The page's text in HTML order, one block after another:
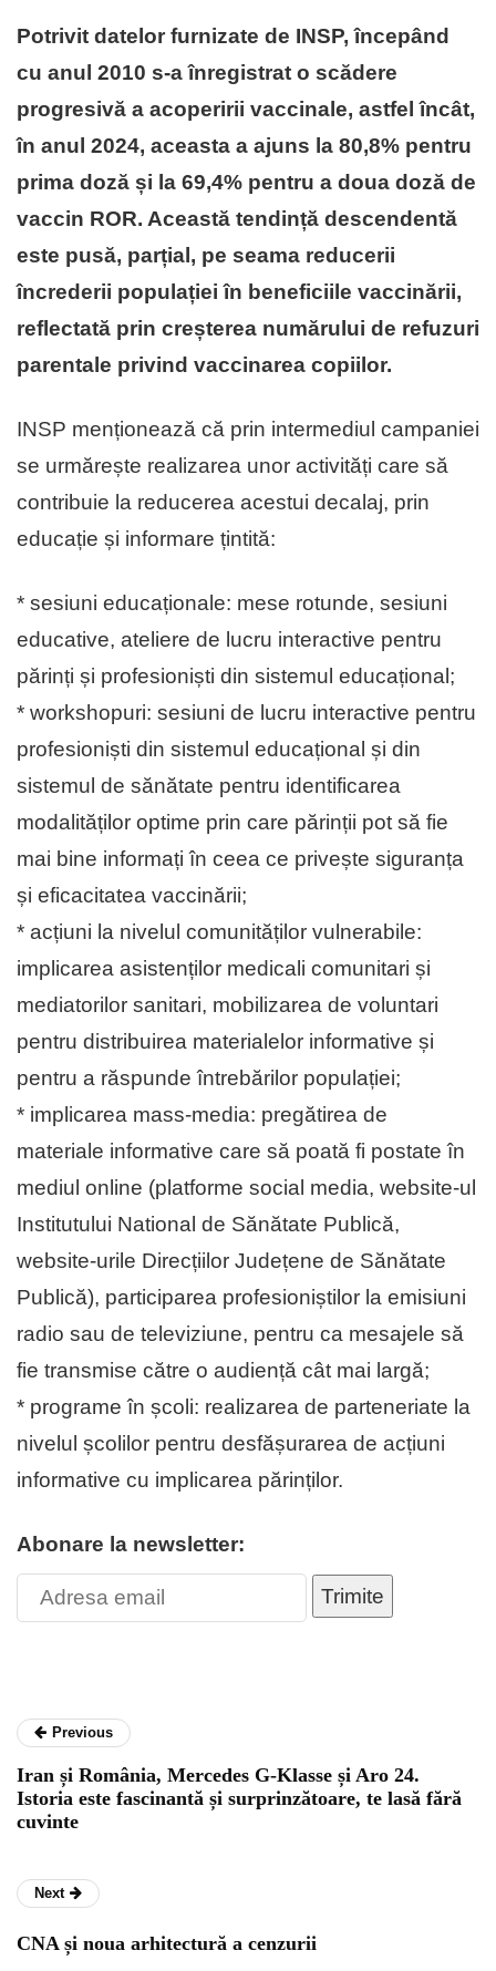
Potrivit datelor furnizate de INSP, începând
cu anul 2010 s-a înregistrat o scădere
progresivă a acoperirii vaccinale, astfel încât,
în anul 2024, aceasta a ajuns la 80,8% pentru
prima doză și la 69,4% pentru a doua doză de
vaccin ROR. Această tendință descendentă
este pusă, parțial, pe seama reducerii
încrederii populației în beneficiile vaccinării,
reflectată prin creșterea numărului de refuzuri
parentale privind vaccinarea copiilor.
INSP menționează că prin intermediul campaniei
se urmărește realizarea unor activități care să
contribuie la reducerea acestui decalaj, prin
educație și informare țintită:
* sesiuni educaționale: mese rotunde, sesiuni
educative, ateliere de lucru interactive pentru
părinți și profesioniști din sistemul educațional;
* workshopuri: sesiuni de lucru interactive pentru
profesioniști din sistemul educațional și din
sistemul de sănătate pentru identificarea
modalităților optime prin care părinții pot să fie
mai bine informați în ceea ce privește siguranța
și eficacitatea vaccinării;
* acțiuni la nivelul comunităților vulnerabile:
implicarea asistenților medicali comunitari și
mediatorilor sanitari, mobilizarea de voluntari
pentru distribuirea materialelor informative și
pentru a răspunde întrebărilor populației;
* implicarea mass-media: pregătirea de
materiale informative care să poată fi postate în
mediul online (platforme social media, website-ul
Institutului National de Sănătate Publică,
website-urile Direcțiilor Județene de Sănătate
Publică), participarea profesioniștilor la emisiuni
radio sau de televiziune, pentru ca mesajele să
fie transmise către o audiență cât mai largă;
* programe în școli: realizarea de parteneriate la
nivelul școlilor pentru desfășurarea de acțiuni
informative cu implicarea părinților.
Abonare la newsletter:
Trimite
Previous
Iran și România, Mercedes G-Klasse și Aro 24.
Istoria este fascinantă și surprinzătoare, te lasă fără
cuvinte
Next
CNA și noua arhitectură a cenzurii